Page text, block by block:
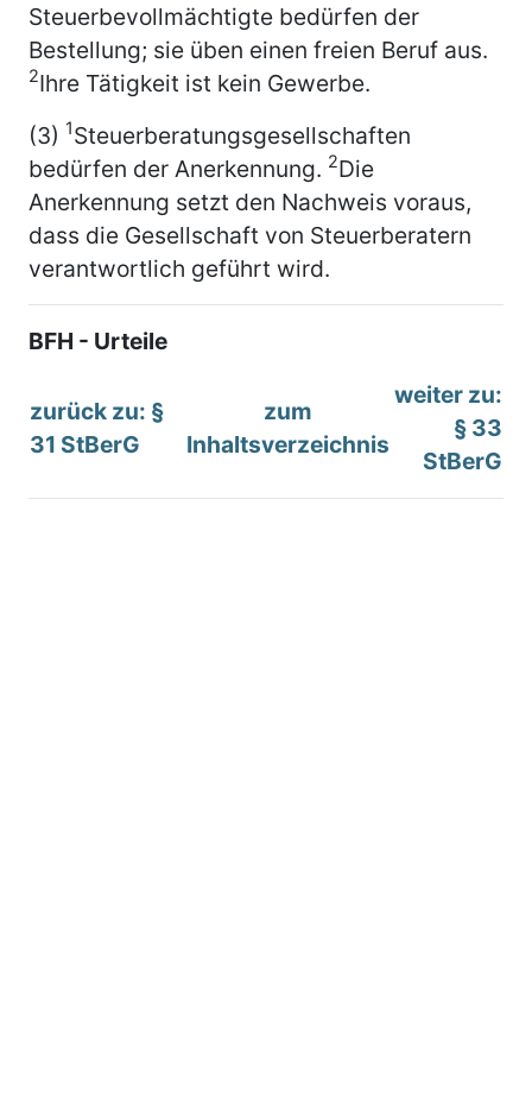
Steuerbevollmächtigte bedürfen der
Bestellung; sie üben einen freien Beruf aus.
2Ihre Tätigkeit ist kein Gewerbe.
(3) 1Steuerberatungsgesellschaften
bedürfen der Anerkennung. 2Die
Anerkennung setzt den Nachweis voraus,
dass die Gesellschaft von Steuerberatern
verantwortlich geführt wird.
BFH - Urteile
zurück zu: §
31 StBerG
zum
Inhaltsverzeichnis
weiter zu:
§ 33
StBerG